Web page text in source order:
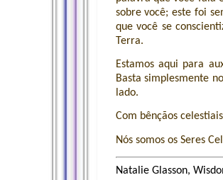
sobre você; este foi
que você se
Terra.
Estamos aqui para
Basta simplesmente
lado.
Com bênçãos
Nós somos os Seres
Natalie Glasson,